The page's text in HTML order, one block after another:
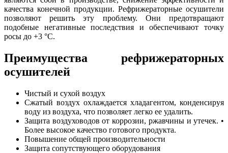
качества конечной продукции. Рефрижераторные осушители
позволяют решить эту проблему. Они предотвращают
подобные негативные последствия и обеспечивают точку
росы до +3 °C.
Преимущества рефрижераторных
осушителей
Чистый и сухой воздух
Сжатый воздух охлаждается хладагентом, конденсируя
воду из воздуха, что позволяет легко ее удалить.
Защита воздуховодов от коррозии, ржавчины и утечек. •
Более высокое качество готового продукта.
Повышение общей производительности
Защита сопутствующего оборудования